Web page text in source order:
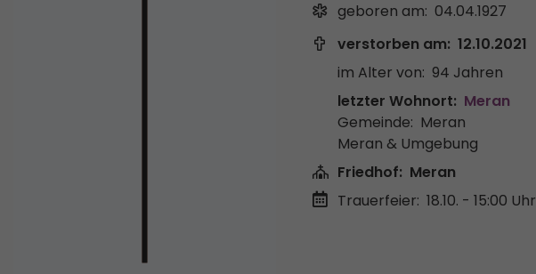
geboren am: 04.04.1927
verstorben am: 12.10.2021
im Alter von: 94 Jahren
letzter Wohnort: Meran
Gemeinde: Meran
Meran & Umgebung
Friedhof: Meran
Trauerfeier: 18.10. - 15:00 Uhr